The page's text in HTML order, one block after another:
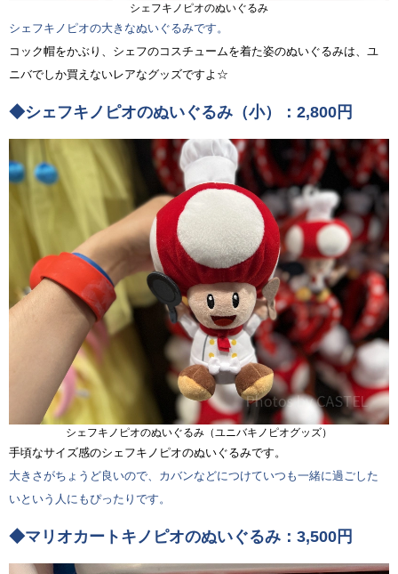
シェフキノピオのぬいぐるみ
シェフキノピオの大きなぬいぐるみです。
コック帽をかぶり、シェフのコスチュームを着た姿のぬいぐるみは、ユ
ニバでしか買えないレアなグッズですよ☆
◆シェフキノピオのぬいぐるみ（小）：2,800円
シェフキノピオのぬいぐるみ（ユニバキノピオグッズ）
手頃なサイズ感のシェフキノピオのぬいぐるみです。
大きさがちょうど良いので、カバンなどにつけていつも一緒に過ごした
いという人にもぴったりです。
◆マリオカートキノピオのぬいぐるみ：3,500円